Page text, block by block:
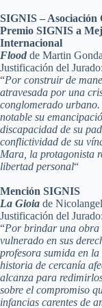
SIGNIS –
Premio SIGNIS a
Internacional
Flood de Martin Gonda
Justificación del Jurado:
“Por construir de
atravesada por una
conglomerado urbano.
notable su
discapacidad de su
conflictividad de su
Mara, la protagonista
libertad personal“
Mención SIGNIS
La Gioia de
Justificación del Jurado:
“Por brindar una obra
vulnerado en sus
profesora sumida en
historia de cercanía
alcanza para
sobre el compromiso
infancias carentes de